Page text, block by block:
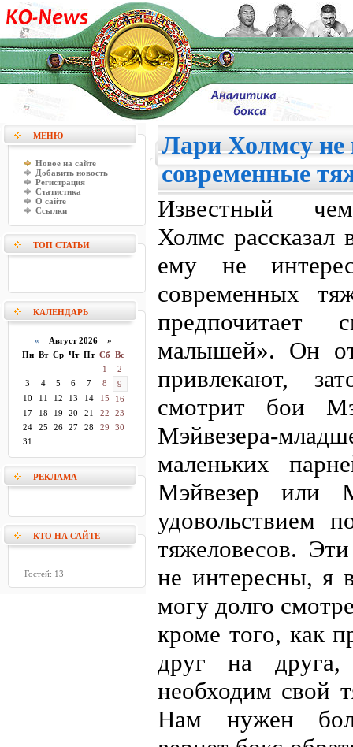
МЕНЮ
Новое на сайте
Добавить новость
Регистрация
Статистика
О сайте
Ссылки
ТОП СТАТЬИ
КАЛЕНДАРЬ
« Август 2026 »
Пн Вт Ср Чт Пт Сб Вс
1
2
3
4 5 6 7 8
9
10
11 12 13 14 15
16
17
18 19 20 21 22
23
24
25 26 27 28 29
30
31
РЕКЛАМА
КТО НА САЙТЕ
Гостей: 13
Лари Холмсу не
современные
Известный
Холмс рассказал
ему не
современных
предпочитает
малышей». Он
привлекают,
смотрит бои
Мэйвезера-
маленьких
Мэйвезер или
удовольствием
тяжеловесов.
не интересны, я
могу долго
кроме того, как
друг на
необходим свой
Нам нужен